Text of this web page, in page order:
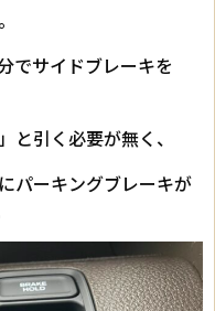
でサイドブレーキを
と引く必要が無く、
パーキングブレーキが